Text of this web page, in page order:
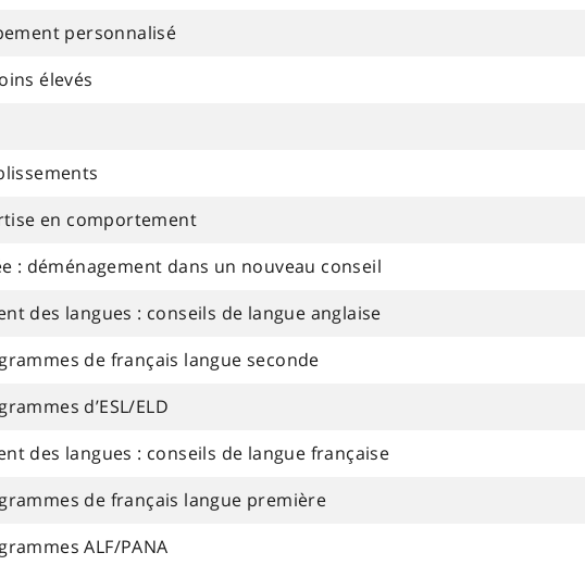
personnalisé
élevés
en comportement
: déménagement dans un nouveau conseil
des langues : conseils de langue anglaise
de français langue seconde
d’ESL/ELD
des langues : conseils de langue française
de français langue première
ALF/PANA